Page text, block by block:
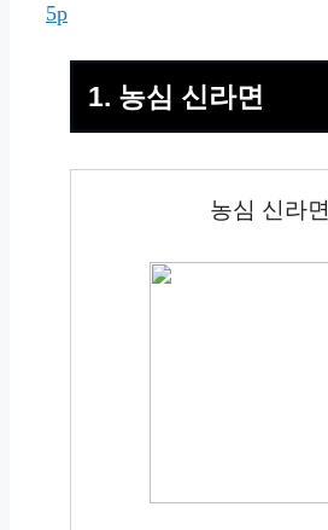
5p
1. 농심 신라면
농심 신라면